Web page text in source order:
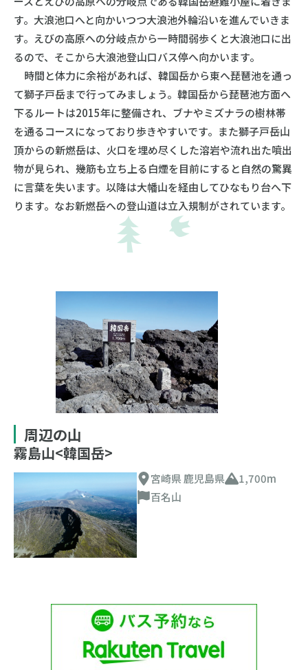
す。大浪池口へと向かいつつ大浪池外輪沿いを進んでいきま
す。えびの高原への分岐点から一時間弱歩くと大浪池口に出
るので、そこから大浪池登山口バス停へ向かいます。
時間と体力に余裕があれば、韓国岳から東へ琵琶池を通っ
て獅子戸岳まで行ってみましょう。韓国岳から琵琶池方面へ
下るルートは2015年に整備され、ブナやミズナラの樹林帯
を通るコースになっており歩きやすいです。また獅子戸岳山
頂からの新燃岳は、火口を埋め尽くした溶岩や流れ出た噴出
物が見られ、幾筋も立ち上る白煙を目前にすると自然の驚異
に言葉を失います。以降は大幡山を経由してひなもり台へ下
ります。なお新燃岳への登山道は立入規制がされています。
周辺の山
霧島山<韓国岳>
宮崎県 鹿児島県
1,700m
百名山